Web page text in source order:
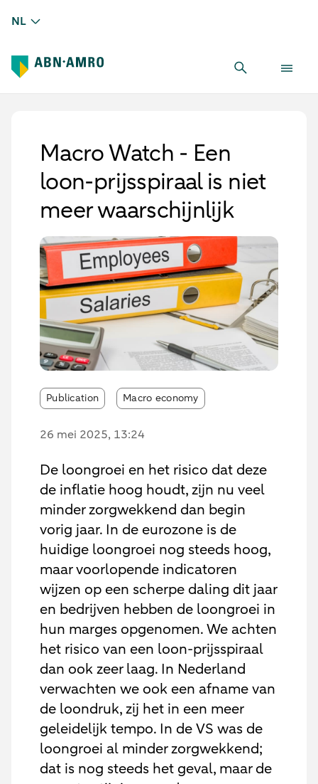
NL
Macro Watch - Een
loon-prijsspiraal is niet
meer waarschijnlijk
Publication Macro economy
26 mei 2025, 13:24
De loongroei en het risico dat deze
de inflatie hoog houdt, zijn nu veel
minder zorgwekkend dan begin
vorig jaar. In de eurozone is de
huidige loongroei nog steeds hoog,
maar voorlopende indicatoren
wijzen op een scherpe daling dit jaar
en bedrijven hebben de loongroei in
hun marges opgenomen. We achten
het risico van een loon-prijsspiraal
dan ook zeer laag. In Nederland
verwachten we ook een afname van
de loondruk, zij het in een meer
geleidelijk tempo. In de VS was de
loongroei al minder zorgwekkend;
dat is nog steeds het geval, maar de